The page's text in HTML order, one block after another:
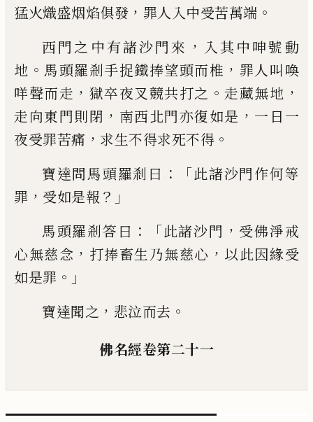
猛火熾盛烟焰俱發 ， 罪人入中受苦萬端 。
西門之中有諸沙門來 ， 入其中呻號動
地 。 馬頭羅剎手捉鐵捧望頭而椎 ， 罪人叫喚
咩聲而走 ， 獄卒夜叉競共打之 。走藏無地 ，
走向東門則閉 ， 南西北門亦復如是 ， 一日一
夜受罪苦痛 ， 求生不得求死不得 。
寶達問馬頭羅剎曰 ：「此諸沙門作何等
罪 ， 受如是報 ？」
馬頭羅剎答曰 ：「此諸沙門 ， 受佛淨戒
心無慈念 ， 打捧畜生乃無慈心 ， 以此因緣受
如是罪 。」
寶達聞之 ， 悲泣而去 。
佛名經卷第二十一